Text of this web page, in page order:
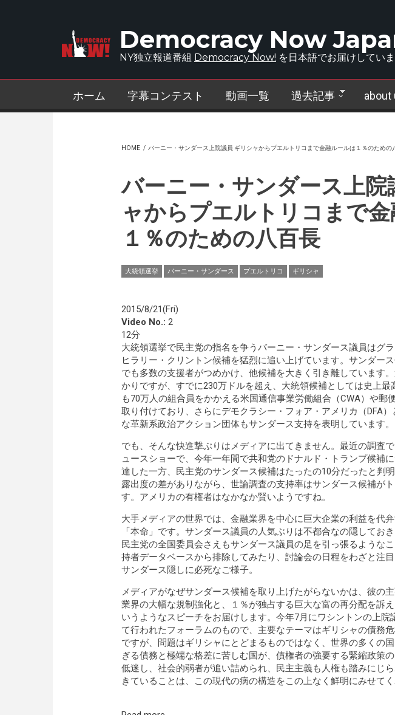
Democracy Now
NY独立報道番組 Democracy Now! を日本語でお届けしてい
ホーム 字幕コンテスト 動画一覧 過去記事 about
HOME / バーニー・サンダース上院議員 ギリシャからプエルトリコまで金融ルールは１％のための
バーニー・サンダース上院
ャからプエルトリコまで
１％のための八百長
大統領選挙 バーニー・サンダース プエルトリコ ギリシャ
2015/8/21(Fri)
Video No.: 2
12分
大統領選挙で民主党の指名を争うバーニー・サンダース議員はグ
ヒラリー・クリントン候補を猛烈に追い上げています。サンダー
でも多数の支援者がつめかけ、他候補を大きく引き離しています
かりですが、すでに230万ドルを超え、大統領候補としては史上
も70万人の組合員をかかえる米国通信事業労働組合（CWA）や郵
取り付けており、さらにデモクラシー・フォア・アメリカ（DFA
な革新系政治アクション団体もサンダース支持を表明しています。
でも、そんな快進撃ぶりはメディアに出てきません。最近の調査
ュースショーで、今年一年間で共和党のドナルド・トランプ候補
達した一方、民主党のサンダース候補はたったの10分だったと判
露出度の差がありながら、世論調査の支持率はサンダース候補が
す。アメリカの有権者はなかなか賢いようですね。
大手メディアの世界では、金融業界を中心に巨大企業の利益を代
「本命」です。サンダース議員の人気ぶりは不都合なの隠してお
民主党の全国委員会さえもサンダース議員の足を引っ張るような
持者データベースから排除してみたり、討論会の日程をわざと注目
サンダース隠しに必死なご様子。
メディアがなぜサンダース候補を取り上げたがらないかは、彼の
業界の大幅な規制強化と、１％が独占する巨大な富の再分配を訴
いうようなスピーチをお届けします。今年7月にワシントンの上院
て行われたフォーラムのもので、主要なテーマはギリシャの債務
ですが、問題はギリシャにとどまるものではなく、世界の多くの
ぎる債務と極端な格差に苦しむ国が、債権者の強要する緊縮政策
低迷し、社会的弱者が追い詰められ、民主主義も人権も踏みにじ
きていることは、この現代の病の構造をこの上なく鮮明にみせて